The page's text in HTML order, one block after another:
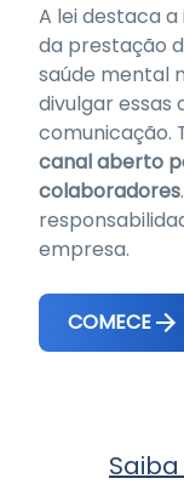
A lei destaca
da prestação
saúde mental
divulgar essas
comunicação.
canal aberto
colaboradores
empresa.
COMECE